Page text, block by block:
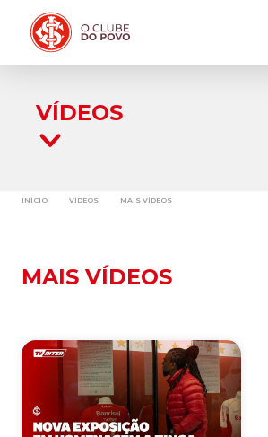
VÍDEOS
INÍCIO VÍDEOS MAIS VÍDEOS
MAIS VÍDEOS